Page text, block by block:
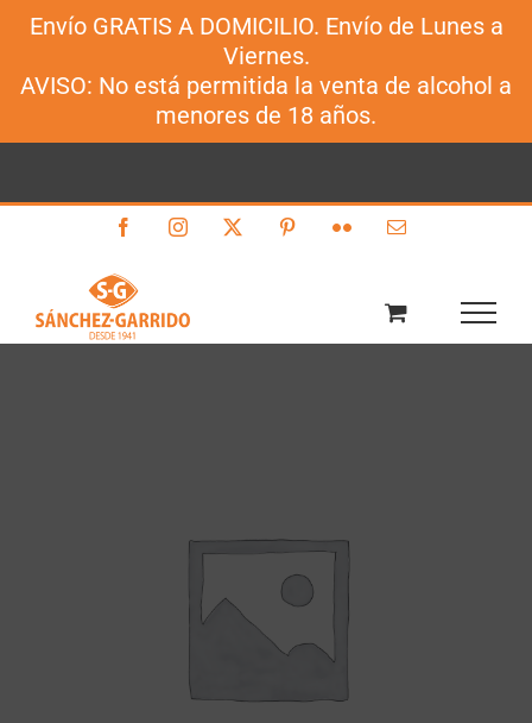
Envío GRATIS A DOMICILIO. Envío de Lunes a
Viernes.
AVISO: No está permitida la venta de alcohol a
menores de 18 años.
FacebookInstagram PinterestFlickr Correo
Sánchez-Garrido